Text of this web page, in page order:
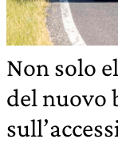
Non solo
del nuovo